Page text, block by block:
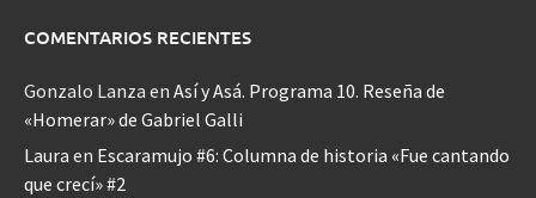
COMENTARIOS RECIENTES
Gonzalo Lanza en Así y Asá. Programa 10. Reseña de
«Homerar» de Gabriel Galli
Laura en Escaramujo #6: Columna de historia «Fue cantando
que crecí» #2